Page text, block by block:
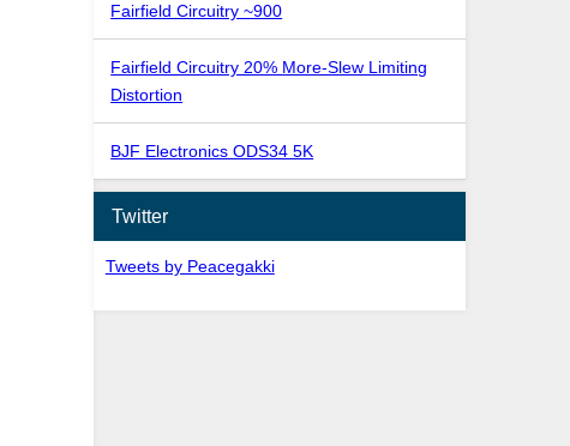
Fairfield Circuitry ~900
Fairfield Circuitry 20% More-Slew Limiting
Distortion
BJF Electronics ODS34 5K
Twitter
Tweets by Peacegakki